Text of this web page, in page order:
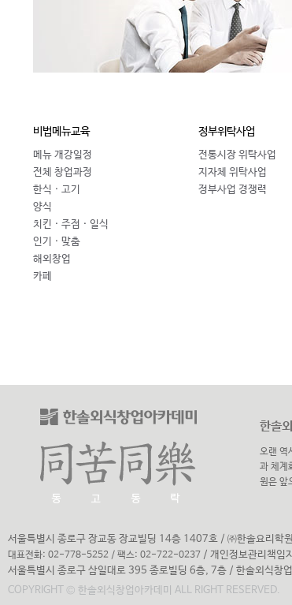
비법메뉴교육
메뉴 개강일정
전체 창업과정
한식 · 고기
양식
치킨 · 주점 · 일식
인기 · 맞춤
해외창업
카페
정부위탁사업
전통시장 위탁사업
지자체 위탁사업
정부사업 경쟁력
한솔
오랜 역
과 체계
원은 앞
서울특별시 종로구 장교동 장교빌딩 14층 1407호 / ㈜한솔요리학
대표전화: 02-778-5252 / 팩스: 02-722-0237 / 개인정보관리책임
서울특별시 종로구 삼일대로 395 종로빌딩 6층, 7층 / 한솔외식
COPYRIGHT © 한솔외식창업아카데미 ALL RIGHT RESERVED.